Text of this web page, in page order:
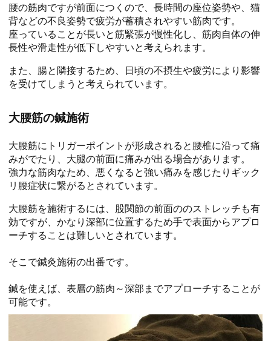
腰の筋肉ですが前面につくので、長時間の座位姿勢や、猫
背などの不良姿勢で疲労が蓄積されやすい筋肉です。
座っていることが長いと筋緊張が慢性化し、筋肉自体の伸
長性や滑走性が低下しやすいと考えられます。
また、腸と隣接するため、日頃の不摂生や疲労により影響
を受けてしまうと考えられています。
大腰筋の鍼施術
大腰筋にトリガーポイントが形成されると腰椎に沿って痛
みがでたり、大腿の前面に痛みが出る場合があります。
強力な筋肉なため、悪くなると強い痛みを感じたりギック
リ腰症状に繋がるとされています。
大腰筋を施術するには、股関節の前面ののストレッチも有
効ですが、かなり深部に位置するため手で表面からアプロ
ーチすることは難しいとされています。
そこで鍼灸施術の出番です。
鍼を使えば、表層の筋肉～深部までアプローチすることが
可能です。